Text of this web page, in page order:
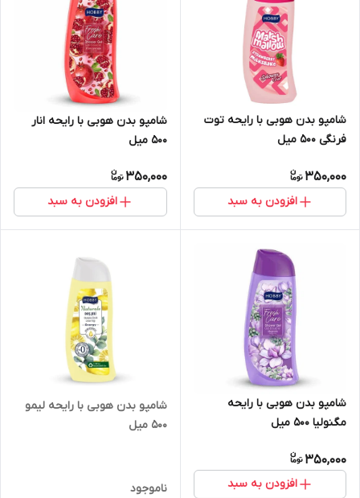
شامپو بدن هوبی با رایحه توت
فرنگی 500 میل
350,000
افزودن به سبد
شامپو بدن هوبی با رایحه انار
500 میل
350,000
افزودن به سبد
شامپو بدن هوبی با رایحه
مگنولیا 500 میل
350,000
افزودن به سبد
شامپو بدن هوبی با رایحه لیمو
500 میل
ناموجود